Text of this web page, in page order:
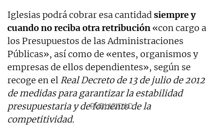
Iglesias podrá cobrar esa cantidadsiempre y
cuando no reciba otra retribución «con cargo a
los Presupuestos de las Administraciones
Públicas», así como de «entes, organismos y
empresas de ellos dependientes», según se
recoge en el Real Decreto de 13 de julio de 2012
de medidas para garantizar la estabilidad
presupuestaria y de fomento de la
competitividad.